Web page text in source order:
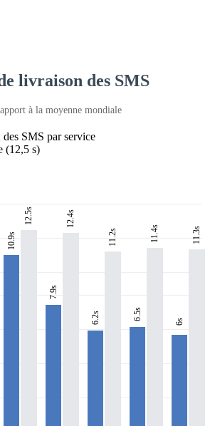
livraison des SMS
à la moyenne mondiale
SMS par service
(12,5 s)
10.9s
12.5s
7.9s
12.4s
6.2s
11.2s
6.5s
11.4s
6s
11.3s